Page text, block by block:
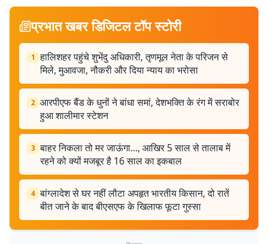
प्रभात खबर डिजिटल टॉप स्टोरी
1 हालिशहर पहुंचे शुभेंदु अधिकारी, तृणमूल नेता के परिजन से
मिले, मुआवजा, नौकरी और दिया न्याय का भरोसा
2 आरपीएफ बैंड के धुनों ने बांधा समां, देशभक्ति के रंग में सराबोर
हुआ शालीमार स्टेशन
3 बाहर निकला तो मर जाऊंगा..., आखिर 5 साल से तालाब में
रहने को क्यों मजबूर है 16 साल का इकबाल
4 बांग्लादेश से घर नहीं लौटा अपहृत भारतीय किसान, दो रातें
बीत जाने के बाद बीएसएफ के खिलाफ फूटा गुस्सा